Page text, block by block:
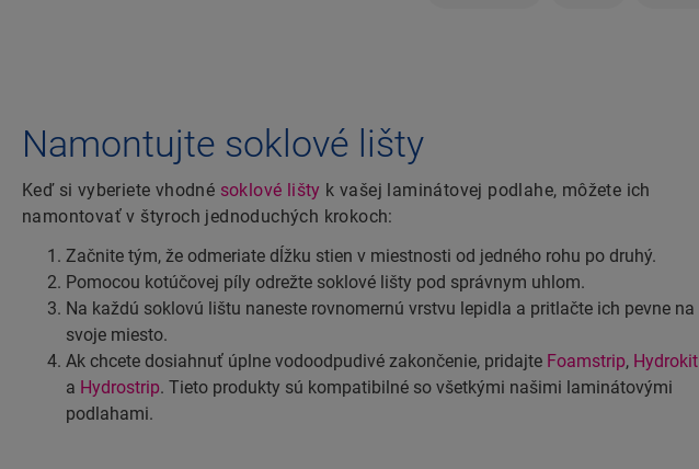
Namontujte soklové lišty
Keď si vyberiete vhodné soklové lišty k vašej laminátovej podlahe, môžete ich
namontovať v štyroch jednoduchých krokoch:
Začnite tým, že odmeriate dĺžku stien v miestnosti od jedného rohu po druhý.
Pomocou kotúčovej píly odrežte soklové lišty pod správnym uhlom.
Na každú soklovú lištu naneste rovnomernú vrstvu lepidla a pritlačte ich pevne na
svoje miesto.
Ak chcete dosiahnuť úplne vodoodpudivé zakončenie, pridajte Foamstrip, Hydrokit
a Hydrostrip. Tieto produkty sú kompatibilné so všetkými našimi laminátovými
podlahami.